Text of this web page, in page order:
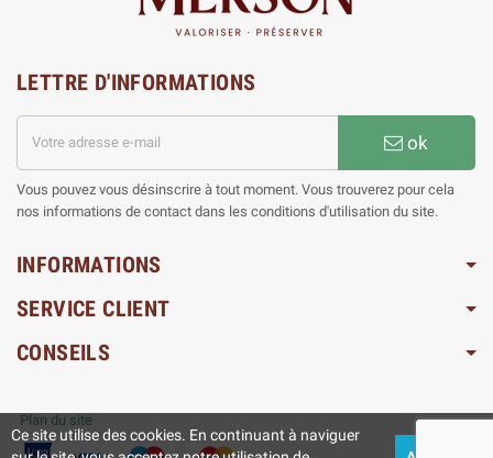
LETTRE D'INFORMATIONS
ok
Vous pouvez vous désinscrire à tout moment. Vous trouverez pour cela
nos informations de contact dans les conditions d'utilisation du site.
INFORMATIONS
SERVICE CLIENT
CONSEILS
Plan du site
Ce site utilise des cookies. En continuant à naviguer